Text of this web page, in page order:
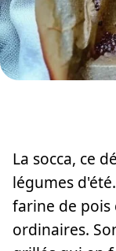
La socca, ce
légumes
farine de pois
ordinaires.